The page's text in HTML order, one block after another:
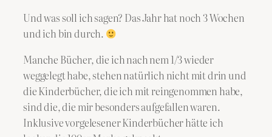
Und was soll ich sagen? Das Jahr hat noch 3 Wochen
und ich bin durch.
Manche Bücher, die ich nach nem 1/3 wieder
weggelegt habe, stehen natürlich nicht mit drin und
die Kinderbücher, die ich mit reingenommen habe,
sind die, die mir besonders aufgefallen waren.
Inklusive vorgelesener Kinderbücher hätte ich